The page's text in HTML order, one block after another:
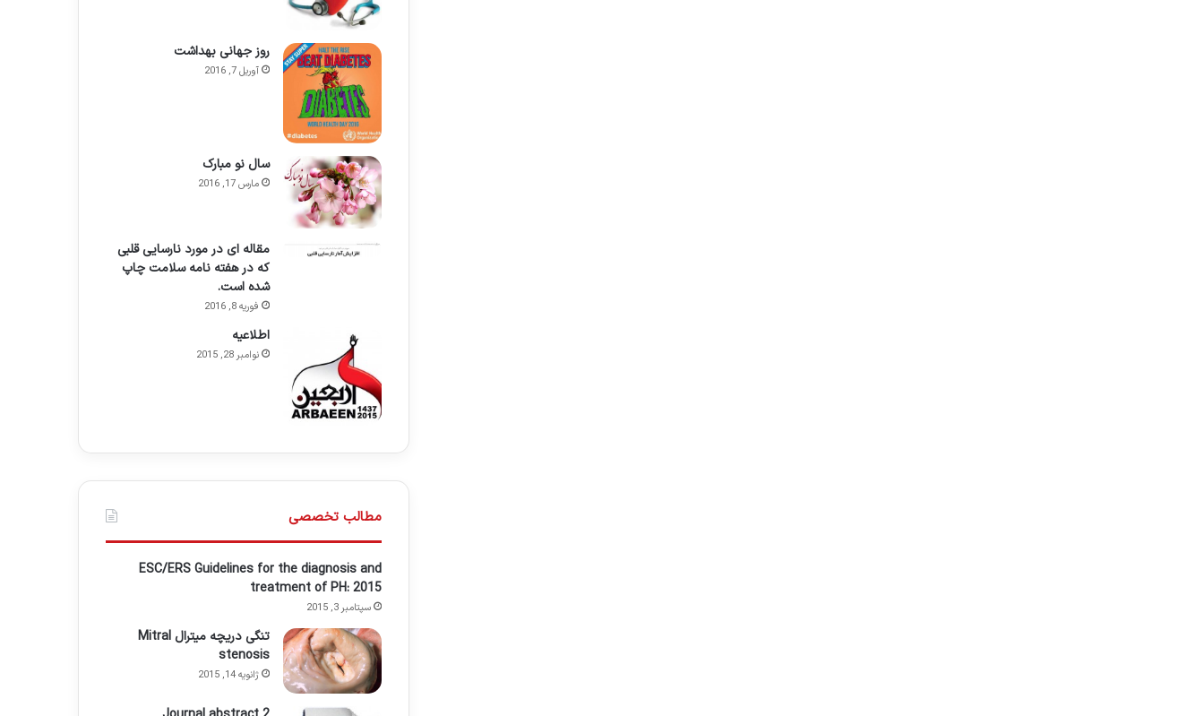
روز جهانی بهداشت
آوریل 7, 2016
سال نو مبارک
مارس 17, 2016
مقاله ای در مورد نارسایی قلبی
که در هفته نامه سلامت چاپ
شده است.
فوریه 8, 2016
اطلاعيه
نوامبر 28, 2015
مطالب تخصصی
ESC/ERS Guidelines for the diagnosis and
treatment of PH: 2015
سپتامبر 3, 2015
تنگی دریچه میترال Mitral
stenosis
ژانویه 14, 2015